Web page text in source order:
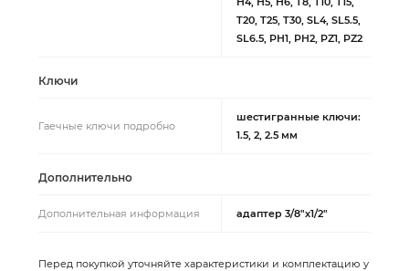
T20, T25, T30, SL4, SL5.5,
SL6.5, PH1, PH2, PZ1, PZ2
Ключи
Гаечные ключи подробно
шестигранные ключи:
1.5, 2, 2.5 мм
Дополнительно
Дополнительная информация адаптер 3/8"х1/2"
Перед покупкой уточняйте характеристики и комплектацию у